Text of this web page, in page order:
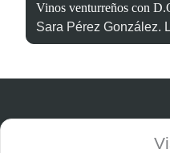
Vinos venturreños con
Sara Pérez González.